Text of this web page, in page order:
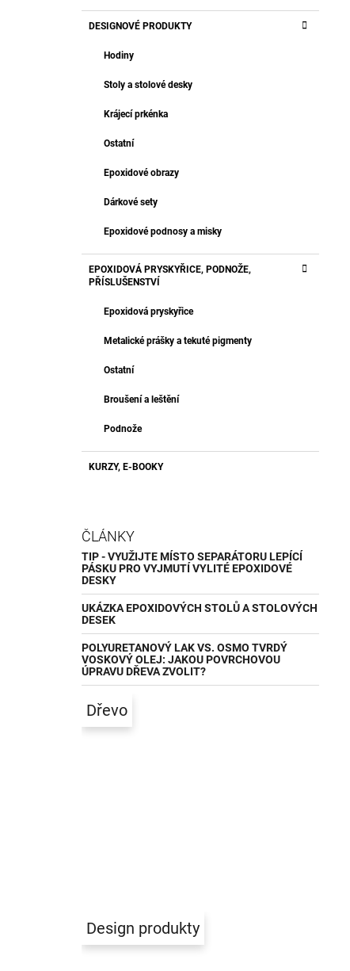
DESIGNOVÉ PRODUKTY
Hodiny
Stoly a stolové desky
Krájecí prkénka
Ostatní
Epoxidové obrazy
Dárkové sety
Epoxidové podnosy a misky
EPOXIDOVÁ PRYSKYŘICE, PODNOŽE,
PŘÍSLUŠENSTVÍ
Epoxidová pryskyřice
Metalické prášky a tekuté pigmenty
Ostatní
Broušení a leštění
Podnože
KURZY, E-BOOKY
ČLÁNKY
TIP - VYUŽIJTE MÍSTO SEPARÁTORU LEPÍCÍ
PÁSKU PRO VYJMUTÍ VYLITÉ EPOXIDOVÉ
DESKY
UKÁZKA EPOXIDOVÝCH STOLŮ A STOLOVÝCH
DESEK
POLYURETANOVÝ LAK VS. OSMO TVRDÝ
VOSKOVÝ OLEJ: JAKOU POVRCHOVOU
ÚPRAVU DŘEVA ZVOLIT?
Dřevo
Design produkty